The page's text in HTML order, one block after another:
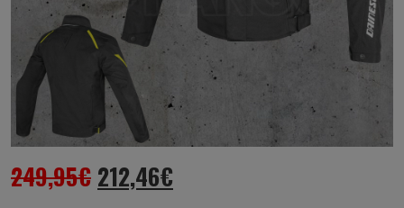
249,95€ 212,46€